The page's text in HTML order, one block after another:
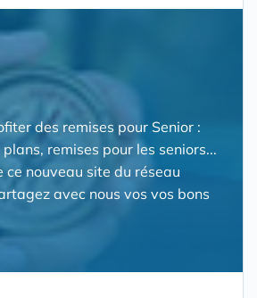
des remises pour Senior :
remises pour les seniors...
nouveau site du réseau
avec nous vos vos bons